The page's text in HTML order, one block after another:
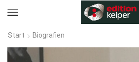
Start Biografien